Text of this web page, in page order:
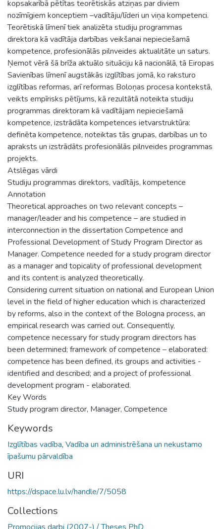
kopsakarībā pētītas teorētiskās atziņas par diviem
nozīmīgiem konceptiem –vadītāju/līderi un viņa kompetenci.
Teorētiskā līmenī tiek analizēta studiju programmas
direktora kā vadītāja darbības veikšanai nepieciešamā
kompetence, profesionālās pilnveides aktualitāte un saturs.
Ņemot vērā šā brīža aktuālo situāciju kā nacionālā, tā Eiropas
Savienības līmenī augstākās izglītības jomā, ko raksturo
izglītības reformas, arī reformas Boloņas procesa kontekstā,
veikts empīrisks pētījums, kā rezultātā noteikta studiju
programmas direktoram kā vadītājam nepieciešamā
kompetence, izstrādāta kompetences ietvarstruktūra:
definēta kompetence, noteiktas tās grupas, darbības un to
apraksts un izstrādāts profesionālās pilnveides programmas
projekts.
Atslēgas vārdi
Studiju programmas direktors, vadītājs, kompetence
Annotation
Theoretical approaches on two relevant concepts –
manager/leader and his competence – are studied in
interconnection in the dissertation Competence and
Professional Development of Study Program Director as
Manager. Competence needed for a study program director
as a manager and topicality of professional development
and its content is analyzed theoretically.
Considering current situation on national and European Union
level in the field of higher education which is characterized
by reforms, also in the context of the Bologna process, an
empirical research was carried out. Consequently,
competence necessary for study program directors has
been determined; framework of competence – elaborated:
competence has been defined, its groups and activities -
identified and described; and a project of professional
development program - elaborated.
Key Words
Study program director, Manager, Competence
Keywords
Izglītības vadība, Vadība un administrēšana un nekustamo
īpašumu pārvaldība
URI
https://dspace.lu.lv/handle/7/5058
Collections